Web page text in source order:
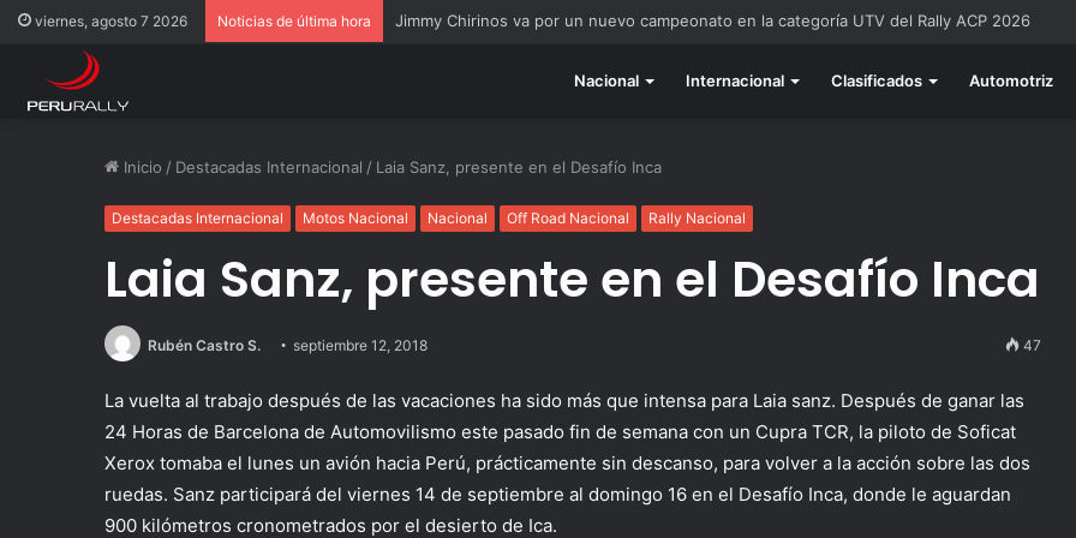
viernes, agosto 7 2026 Noticias de última hora Rally Pisco 2026: todo listo para la gran final del RallyACP
Nacional Internacional Clasificados Automotriz
Inicio / Destacadas Internacional / Laia Sanz, presente en el Desafío Inca
Destacadas Internacional Motos Nacional Nacional Off Road Nacional Rally Nacional
Laia Sanz, presente en el Desafío Inca
Rubén Castro S. septiembre 12, 2018 47
La vuelta al trabajo después de las vacaciones ha sido más que intensa para Laia sanz. Después de ganar las
24 Horas de Barcelona de Automovilismo este pasado fin de semana con un Cupra TCR, la piloto de Soficat
Xerox tomaba el lunes un avión hacia Perú, prácticamente sin descanso, para volver a la acción sobre las dos
ruedas. Sanz participará del viernes 14 de septiembre al domingo 16 en el Desafío Inca, donde le aguardan
900 kilómetros cronometrados por el desierto de Ica.